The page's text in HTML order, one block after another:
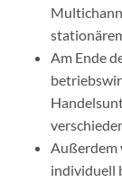
Am Ende
Außerdem
individuell